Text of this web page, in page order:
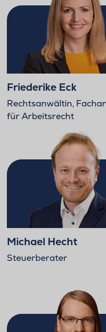
Friederike Eck
Rechtsanwältin,
für Arbeitsrecht
Michael Hecht
Steuerberater